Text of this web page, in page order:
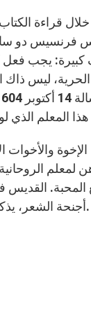
خلال قراءة
فرنسيس دو سال
كبيرة: يجب فعل
الحرية، ليس ذاك
الإخوة
لمعلم
المحبة. القديس
أجنحة الشعر، يذكر بأن الإنسان نقش فيه التوق إلى الله، وأن فيه وحده يصبح الفرح الحقيقي وتحققه الكامل ممكنين.